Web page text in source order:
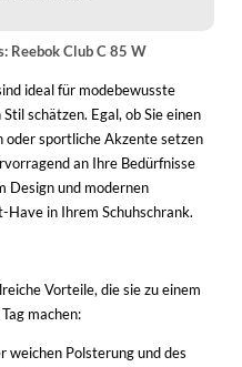
Reebok Club C 85 W
ideal für modebewusste
schätzen. Egal, ob Sie einen
oder sportliche Akzente setzen
an Ihre Bedürfnisse
Design und modernen
in Ihrem Schuhschrank.
Vorteile, die sie zu einem
machen:
weichen Polsterung und des